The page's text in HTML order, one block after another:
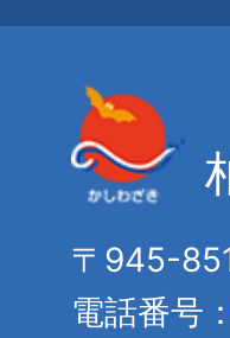
〒945-
電話番号